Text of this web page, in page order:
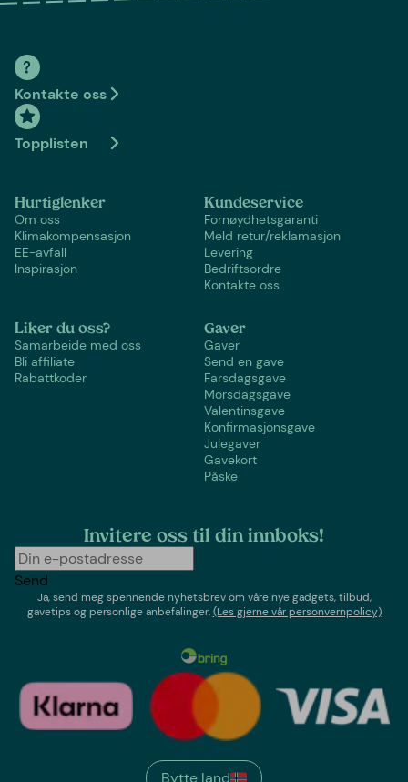
Kontakte oss
Topplisten
Hurtiglenker
Om oss
Klimakompensasjon
EE-avfall
Inspirasjon
Kundeservice
Fornøydhetsgaranti
Meld retur/reklamasjon
Levering
Bedriftsordre
Kontakte oss
Liker du oss?
Samarbeide med oss
Bli affiliate
Rabattkoder
Gaver
Gaver
Send en gave
Farsdagsgave
Morsdagsgave
Valentinsgave
Konfirmasjonsgave
Julegaver
Gavekort
Påske
Invitere oss til din innboks!
Send
Ja, send meg spennende nyhetsbrev om våre nye gadgets, tilbud,
gavetips og personlige anbefalinger.(Les gjerne vår personvernpolicy)